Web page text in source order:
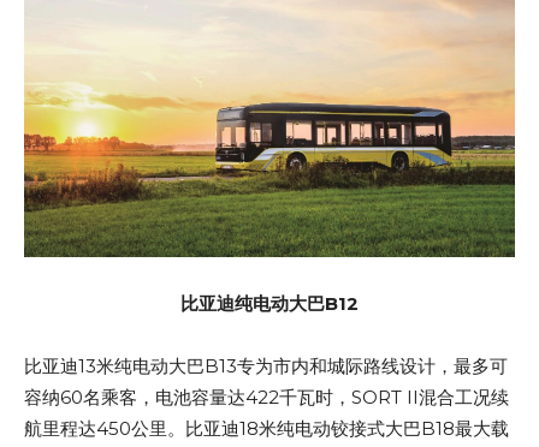
比亚迪纯电动大巴B12
比亚迪13米纯电动大巴B13专为市内和城际路线设计，最多可
容纳60名乘客，电池容量达422千瓦时，SORT II混合工况续
航里程达450公里。比亚迪18米纯电动铰接式大巴B18最大载